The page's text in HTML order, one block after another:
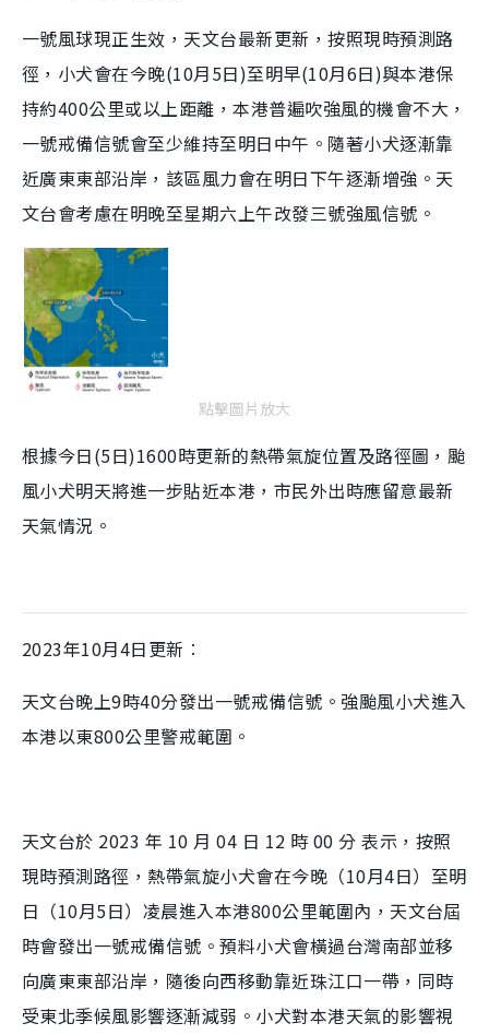
一號風球現正生效，天文台最新更新，按照現時預測路
徑，小犬會在今晚(10月5日)至明早(10月6日)與本港保
持約400公里或以上距離，本港普遍吹強風的機會不大，
一號戒備信號會至少維持至明日中午。隨著小犬逐漸靠
近廣東東部沿岸，該區風力會在明日下午逐漸增強。天
文台會考慮在明晚至星期六上午改發三號強風信號。
點擊圖片放大
根據今日(5日)1600時更新的熱帶氣旋位置及路徑圖，颱
風小犬明天將進一步貼近本港，市民外出時應留意最新
天氣情況。
2023年10月4日更新︰
天文台晚上9時40分發出一號戒備信號。強颱風小犬進入
本港以東800公里警戒範圍。
天文台於 2023 年 10 月 04 日 12 時 00 分 表示，按照
現時預測路徑，熱帶氣旋小犬會在今晚（10月4日）至明
日（10月5日）凌晨進入本港800公里範圍內，天文台屆
時會發出一號戒備信號。預料小犬會橫過台灣南部並移
向廣東東部沿岸，隨後向西移動靠近珠江口一帶，同時
受東北季候風影響逐漸減弱。小犬對本港天氣的影響視